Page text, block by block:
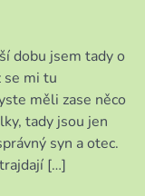
dobu jsem tady o
se mi tu
měli zase něco
tady jsou jen
syn a otec.
[…]